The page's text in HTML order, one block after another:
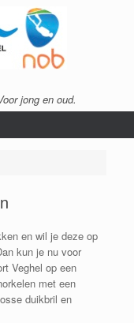
jong en oud.
en wil je deze op
kun je nu voor
Veghel op een
met een
duikbril en